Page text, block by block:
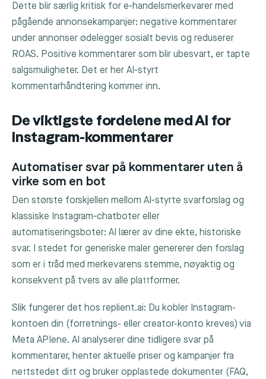
Dette blir særlig kritisk for e‑handelsmerkevarer med
pågående annonsekampanjer: negative kommentarer
under annonser ødelegger sosialt bevis og reduserer
ROAS. Positive kommentarer som blir ubesvart, er tapte
salgsmuligheter. Det er her AI‑styrt
kommentarhåndtering kommer inn.
De viktigste fordelene med AI for
Instagram-kommentarer
Automatiser svar på kommentarer uten å
virke som en bot
Den største forskjellen mellom AI‑styrte svarforslag og
klassiske Instagram‑chatboter eller
automatiseringsboter: AI lærer av dine ekte, historiske
svar. I stedet for generiske maler genererer den forslag
som er i tråd med merkevarens stemme, nøyaktig og
konsekvent på tvers av alle plattformer.
Slik fungerer det hos replient.ai: Du kobler Instagram-
kontoen din (forretnings- eller creator-konto kreves) via
Meta APIene. AI analyserer dine tidligere svar på
kommentarer, henter aktuelle priser og kampanjer fra
nettstedet ditt og bruker opplastede dokumenter (FAQ,